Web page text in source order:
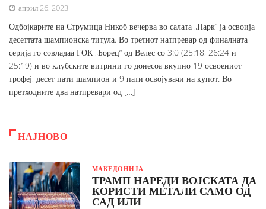
април 26, 2023
Одбојкарите на Струмица Никоб вечерва во салата „Парк“ ја освоија
десеттата шампионска титула. Во третиот натпревар од финалната
серија го совладаа ГОК „Борец“ од Велес со 3:0 (25:18, 26:24 и
25:19) и во клубските витрини го донесоа вкупно 19 освоениот
трофеј, десет пати шампион и 9 пати освојувачи на купот. Во
претходните два натпревари од […]
НАЈНОВО
МАКЕДОНИЈА
ТРАМП НАРЕДИ ВОЈСКАТА ДА
КОРИСТИ МЕТАЛИ САМО ОД
САД ИЛИ